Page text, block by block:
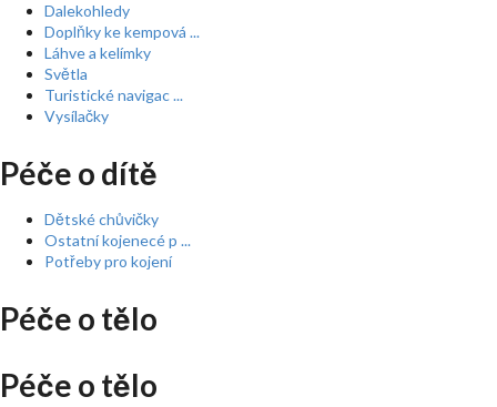
Dalekohledy
Doplňky ke kempová ...
Láhve a kelímky
Světla
Turistické navigac ...
Vysílačky
Péče o dítě
Dětské chůvičky
Ostatní kojenecé p ...
Potřeby pro kojení
Péče o tělo
Péče o tělo